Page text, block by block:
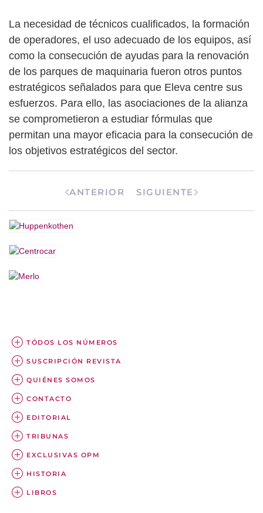
La necesidad de técnicos cualificados, la formación
de operadores, el uso adecuado de los equipos, así
como la consecución de ayudas para la renovación
de los parques de maquinaria fueron otros puntos
estratégicos señalados para que Eleva centre sus
esfuerzos. Para ello, las asociaciones de la alianza
se comprometieron a estudiar fórmulas que
permitan una mayor eficacia para la consecución de
los objetivos estratégicos del sector.
ANTERIOR SIGUIENTE
TÓDOS LOS NÚMEROS
SUSCRIPCIÓN REVISTA
QUIÉNES SOMOS
CONTACTO
EDITORIAL
TRIBUNAS
EXCLUSIVAS OPM
HISTORIA
LIBROS